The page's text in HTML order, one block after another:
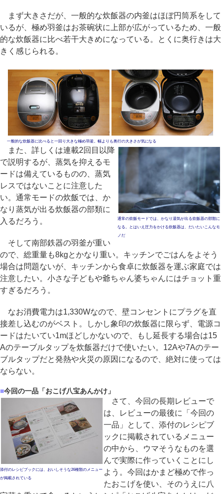
まず大きさだが、一般的な炊飯器の内釜はほぼ円筒系をして
いるが、極め羽釜はお茶碗状に上部が広がっているため、一般
的な炊飯器に比べ若干大きめになっている。とくに奥行きは大
きく感じられる。
一般的な炊飯器に比べると一回り大きな極め羽釜。幅よりも奥行の大きさが気になる
通常の炊飯モードでは、かなり湯気が出る炊飯器の部類に
なる。とはいえ圧力をかける炊飯器は、だいたいこんなモ
ノだ
また、詳しくは連載2回目以降
で説明するが、蒸気を抑えるモ
ードは備えているものの、蒸気
レスではないことに注意した
い。通常モードの炊飯では、か
なり蒸気が出る炊飯器の部類に
入るだろう。
そして南部鉄器の羽釜が重い
ので、総重量も8kgとかなり重い。キッチンでごはんをよそう
場合は問題ないが、キッチンから食卓に炊飯器を運ぶ家庭では
注意したい。小さな子どもや爺ちゃん婆ちゃんにはチョット重
すぎるだろう。
なお消費電力は1,330Wなので、壁コンセントにプラグを直
接差し込むのがベスト。しかし象印の炊飯器に限らず、電源コ
ードはたいてい1mほどしかないので、もし延長する場合は15
Aのテーブルタップを炊飯器だけで使いたい。12Aや7Aのテー
ブルタップだと発熱や火災の原因になるので、絶対に使っては
ならない。
■今回の一品「おこげ八宝あんかけ」
添付のレシピブックには、おいしそうな26種類のメニュー
が掲載されている
さて、今回の長期レビューで
は、レビューの最後に「今回の
一品」として、添付のレシピブ
ックに掲載されているメニュー
の中から、ウマそうなものを選
んで実際に作っていくことにし
よう。今回はかまど極めで作っ
たおこげを使い、そのうえに八